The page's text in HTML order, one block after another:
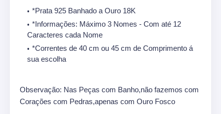
*Prata 925 Banhado a Ouro 18K
*Informações: Máximo 3 Nomes - Com até 12
Caracteres cada Nome
*Correntes de 40 cm ou 45 cm de Comprimento á
sua escolha
Observação: Nas Peças com Banho,não fazemos com
Corações com Pedras,apenas com Ouro Fosco